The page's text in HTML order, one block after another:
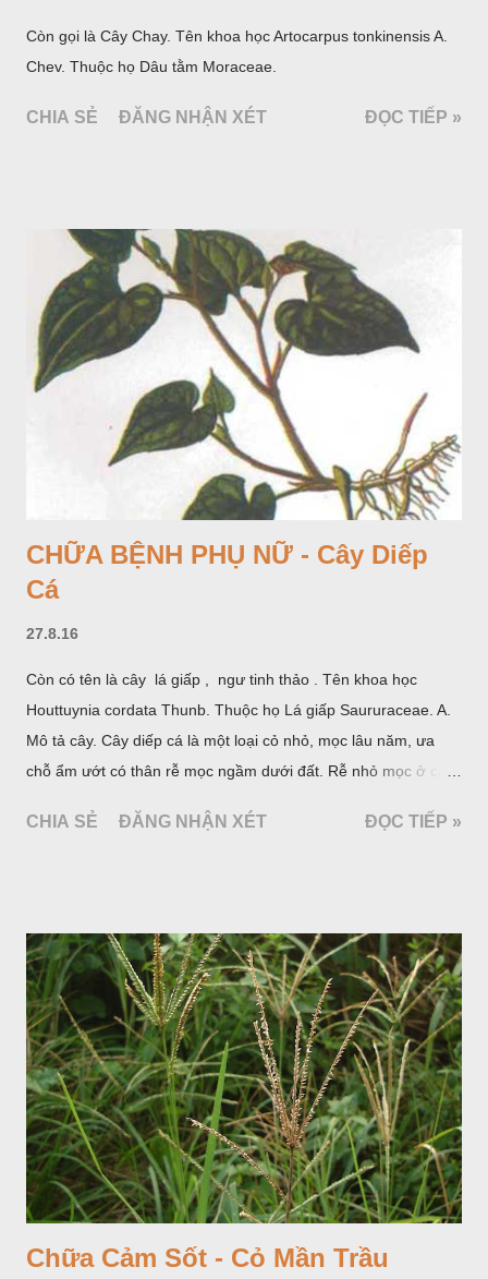
Còn gọi là Cây Chay. Tên khoa học Artocarpus tonkinensis A.
Chev. Thuộc họ Dâu tằm Moraceae.
CHIA SẺ ĐĂNG NHẬN XÉT ĐỌC TIẾP »
CHỮA BỆNH PHỤ NỮ - Cây Diếp
Cá
27.8.16
Còn có tên là cây lá giấp , ngư tinh thảo . Tên khoa học
Houttuynia cordata Thunb. Thuộc họ Lá giấp Saururaceae. A.
Mô tả cây. Cây diếp cá là một loại cỏ nhỏ, mọc lâu năm, ưa
chỗ ẩm ướt có thân rễ mọc ngầm dưới đất. Rễ nhỏ mọc ở các
cách, hình tim, đầu lá, hơi nhọn hay nhọn hẳn. Hoa nhỏ màu
cá. Hoa nở về mùa hạ vào các tháng 5-8. (Hình dưới).
CHIA SẺ ĐĂNG NHẬN XÉT ĐỌC TIẾP »
Chữa Cảm Sốt - Cỏ Mần Trầu